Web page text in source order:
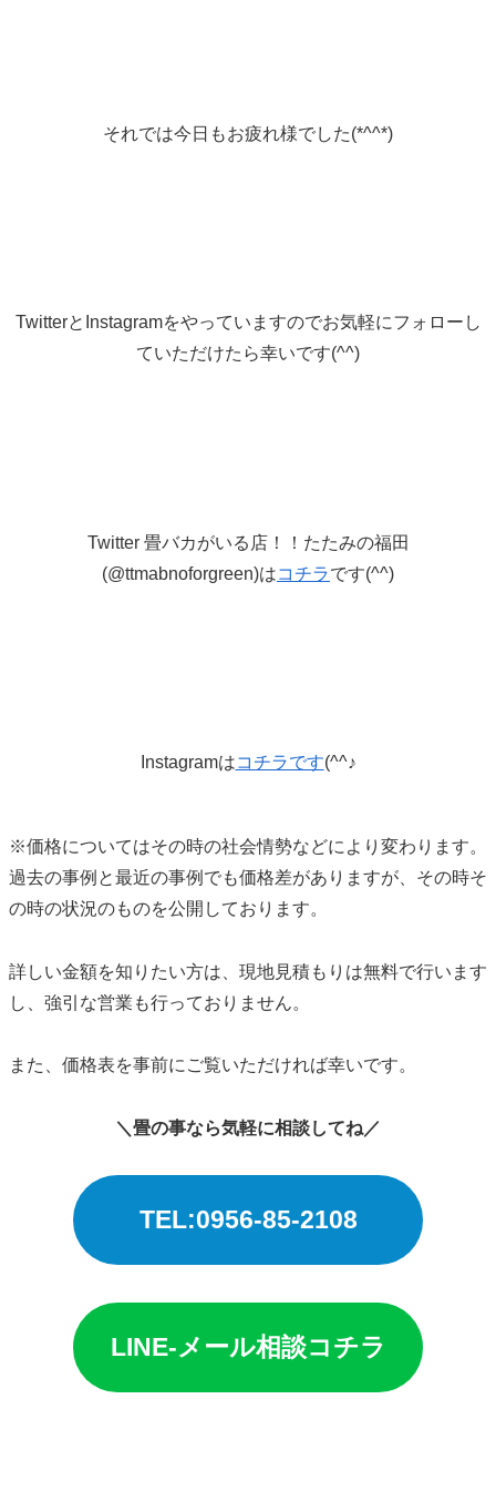
それでは今日もお疲れ様でした(*^^*)
TwitterとInstagramをやっていますのでお気軽にフォローし
ていただけたら幸いです(^^)
Twitter 畳バカがいる店！！たたみの福田
(@ttmabnoforgreen)はコチラです(^^)
Instagramはコチラです(^^♪
※価格についてはその時の社会情勢などにより変わります。
過去の事例と最近の事例でも価格差がありますが、その時そ
の時の状況のものを公開しております。
詳しい金額を知りたい方は、現地見積もりは無料で行います
し、強引な営業も行っておりません。
また、価格表を事前にご覧いただければ幸いです。
＼畳の事なら気軽に相談してね／
TEL:0956-85-2108
LINE-メール相談コチラ